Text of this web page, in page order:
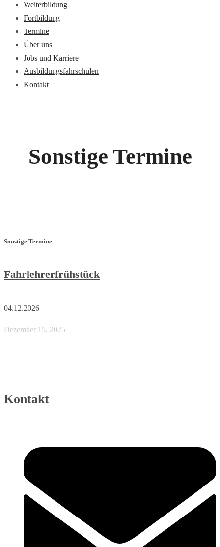
Weiterbildung
Fortbildung
Termine
Über uns
Jobs und Karriere
Ausbildungsfahrschulen
Kontakt
Sonstige Termine
Sonstige Termine
Fahrlehrerfrühstück
04.12.2026
Dezember 15, 2025
Kontakt